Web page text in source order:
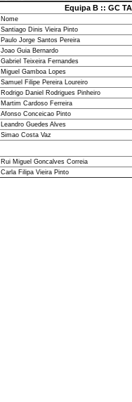
Equipa B :: GC
Nome
Santiago Dinis Vieira Pinto
Paulo Jorge Santos Pereira
Joao Guia Bernardo
Gabriel Teixeira Fernandes
Miguel Gamboa Lopes
Samuel Filipe Pereira Loureiro
Rodrigo Daniel Rodrigues Pinheiro
Martim Cardoso Ferreira
Afonso Conceicao Pinto
Leandro Guedes Alves
Simao Costa Vaz
Rui Miguel Goncalves Correia
Carla Filipa Vieira Pinto